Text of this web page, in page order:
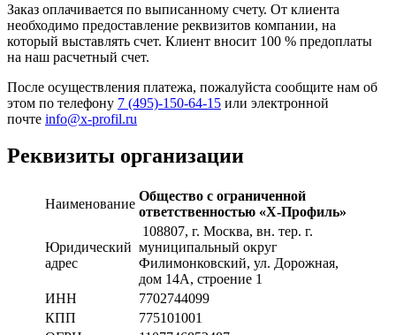
Заказ оплачивается по выписанному счету. От клиента
необходимо предоставление реквизитов компании, на
который выставлять счет. Клиент вносит 100 % предоплаты
на наш расчетный счет.
После осуществления платежа, пожалуйста сообщите нам об
этом по телефону 7 (495)-150-64-15 или электронной
почте info@x-profil.ru
Реквизиты организации
Наименование
Общество с ограниченной
ответственностью «Х-Профиль»
Юридический
адрес
108807, г. Москва, вн. тер. г.
муниципальный округ
Филимонковский, ул. Дорожная,
дом 14А, строение 1
ИНН
7702744099
КПП
775101001